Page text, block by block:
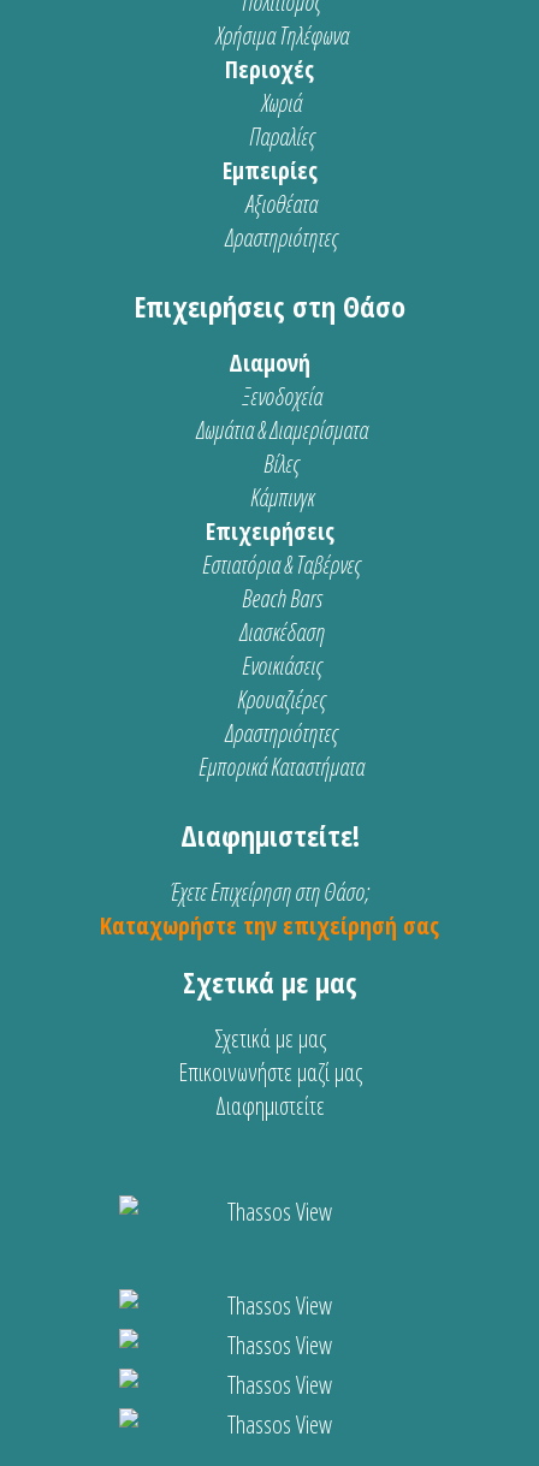
Χρήσιμα Τηλέφωνα
Περιοχές
Χωριά
Παραλίες
Εμπειρίες
Αξιοθέατα
Δραστηριότητες
Επιχειρήσεις στη Θάσο
Διαμονή
Ξενοδοχεία
Δωμάτια & Διαμερίσματα
Βίλες
Κάμπινγκ
Επιχειρήσεις
Εστιατόρια & Ταβέρνες
Beach Bars
Διασκέδαση
Ενοικιάσεις
Κρουαζιέρες
Δραστηριότητες
Εμπορικά Καταστήματα
Διαφημιστείτε!
Έχετε Επιχείρηση στη Θάσο;
Καταχωρήστε την επιχείρησή σας
Σχετικά με μας
Σχετικά με μας
Επικοινωνήστε μαζί μας
Διαφημιστείτε